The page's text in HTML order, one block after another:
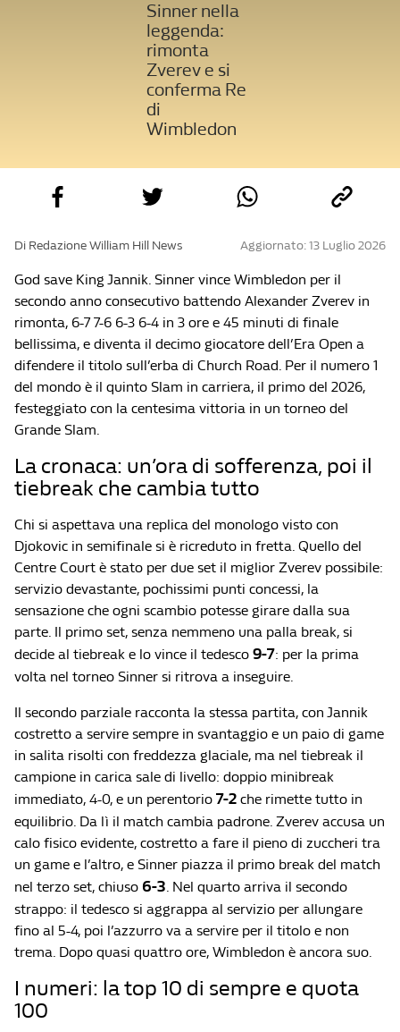
Sinner nella
leggenda:
rimonta
Zverev e si
conferma Re
di
Wimbledon
Di Redazione William Hill News Aggiornato: 13 Luglio 2026
God save King Jannik. Sinner vince Wimbledon per il
secondo anno consecutivo battendo Alexander Zverev in
rimonta, 6-7 7-6 6-3 6-4 in 3 ore e 45 minuti di finale
bellissima, e diventa il decimo giocatore dell’Era Open a
difendere il titolo sull’erba di Church Road. Per il numero 1
del mondo è il quinto Slam in carriera, il primo del 2026,
festeggiato con la centesima vittoria in un torneo del
Grande Slam.
La cronaca: un’ora di sofferenza, poi il
tiebreak che cambia tutto
Chi si aspettava una replica del monologo visto con
Djokovic in semifinale si è ricreduto in fretta. Quello del
Centre Court è stato per due set il miglior Zverev possibile:
servizio devastante, pochissimi punti concessi, la
sensazione che ogni scambio potesse girare dalla sua
parte. Il primo set, senza nemmeno una palla break, si
decide al tiebreak e lo vince il tedesco 9-7: per la prima
volta nel torneo Sinner si ritrova a inseguire.
Il secondo parziale racconta la stessa partita, con Jannik
costretto a servire sempre in svantaggio e un paio di game
in salita risolti con freddezza glaciale, ma nel tiebreak il
campione in carica sale di livello: doppio minibreak
immediato, 4-0, e un perentorio 7-2 che rimette tutto in
equilibrio. Da lì il match cambia padrone. Zverev accusa un
calo fisico evidente, costretto a fare il pieno di zuccheri tra
un game e l’altro, e Sinner piazza il primo break del match
nel terzo set, chiuso 6-3. Nel quarto arriva il secondo
strappo: il tedesco si aggrappa al servizio per allungare
fino al 5-4, poi l’azzurro va a servire per il titolo e non
trema. Dopo quasi quattro ore, Wimbledon è ancora suo.
I numeri: la top 10 di sempre e quota
100